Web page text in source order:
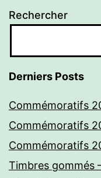
Rechercher
Derniers Posts
Commémoratifs
Commémoratifs
Commémoratifs
Timbres gommés